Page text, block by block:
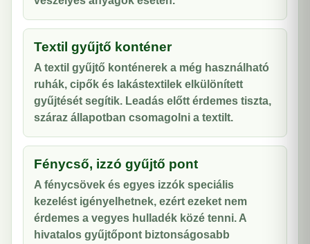
Textil gyűjtő konténer
A textil gyűjtő konténerek a még használható
ruhák, cipők és lakástextilek elkülönített
gyűjtését segítik. Leadás előtt érdemes tiszta,
száraz állapotban csomagolni a textilt.
Fénycső, izzó gyűjtő pont
A fénycsövek és egyes izzók speciális
kezelést igényelhetnek, ezért ezeket nem
érdemes a vegyes hulladék közé tenni. A
hivatalos gyűjtőpont biztonságosabb